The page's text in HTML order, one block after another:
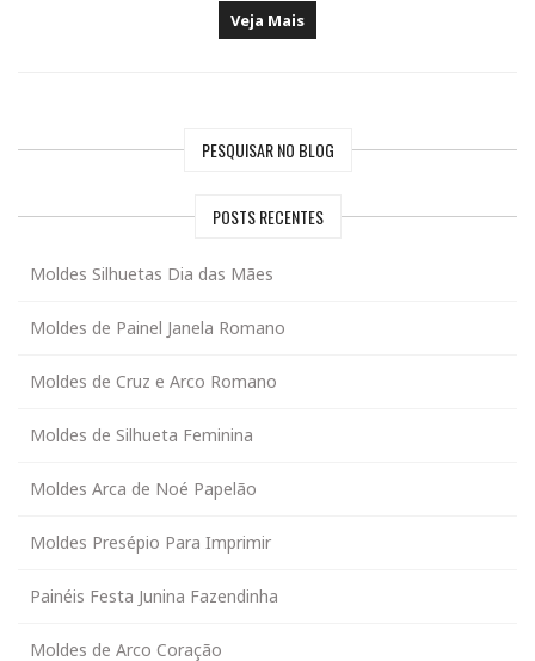
Veja Mais
PESQUISAR NO BLOG
POSTS RECENTES
Moldes Silhuetas Dia das Mães
Moldes de Painel Janela Romano
Moldes de Cruz e Arco Romano
Moldes de Silhueta Feminina
Moldes Arca de Noé Papelão
Moldes Presépio Para Imprimir
Painéis Festa Junina Fazendinha
Moldes de Arco Coração